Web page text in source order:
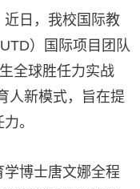
日，我校国际教
）国际项目团队
全球胜任力实战
人新模式，旨在提
。
博士唐文娜全程